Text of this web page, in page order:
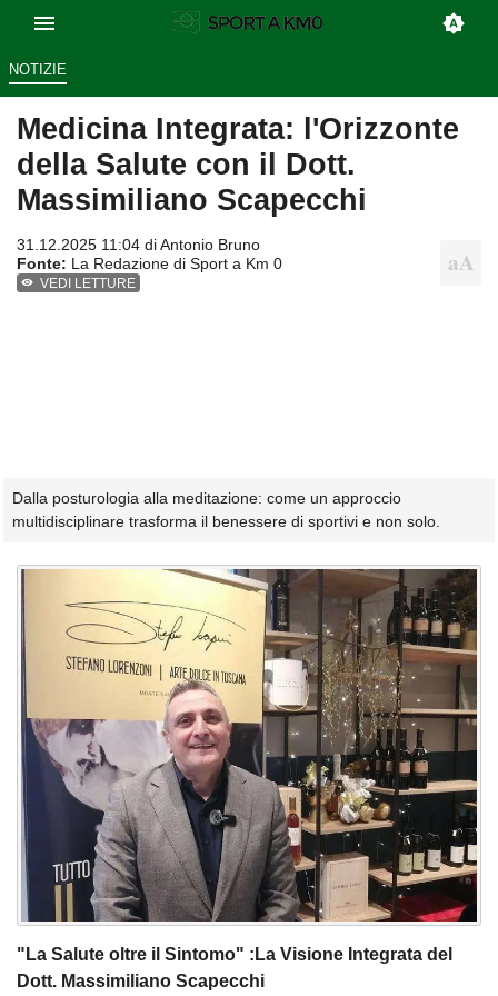
NOTIZIE
Medicina Integrata: l'Orizzonte
della Salute con il Dott.
Massimiliano Scapecchi
31.12.2025 11:04 diAntonio Bruno
Fonte: La Redazione di Sport a Km 0
VEDI LETTURE
Dalla posturologia alla meditazione: come un approccio
multidisciplinare trasforma il benessere di sportivi e non solo.
"La Salute oltre il Sintomo" :La Visione Integrata del
Dott. Massimiliano Scapecchi